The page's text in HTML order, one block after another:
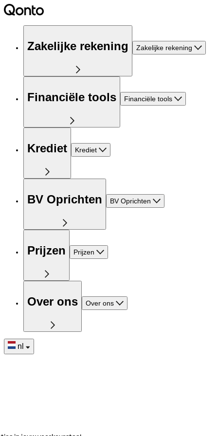
Zakelijke rekening Zakelijke rekening
Financiële tools Financiële tools
Krediet Krediet
BV Oprichten BV Oprichten
Prijzen Prijzen
Over ons Over ons
nl